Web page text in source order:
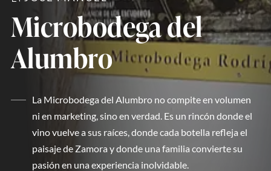
Microbodega del
Alumbro
La Microbodega del Alumbro no compite en volumen
ni en marketing, sino en verdad. Es un rincón donde el
vino vuelve a sus raíces, donde cada botella refleja el
paisaje de Zamora y donde una familia convierte su
pasión en una experiencia inolvidable.